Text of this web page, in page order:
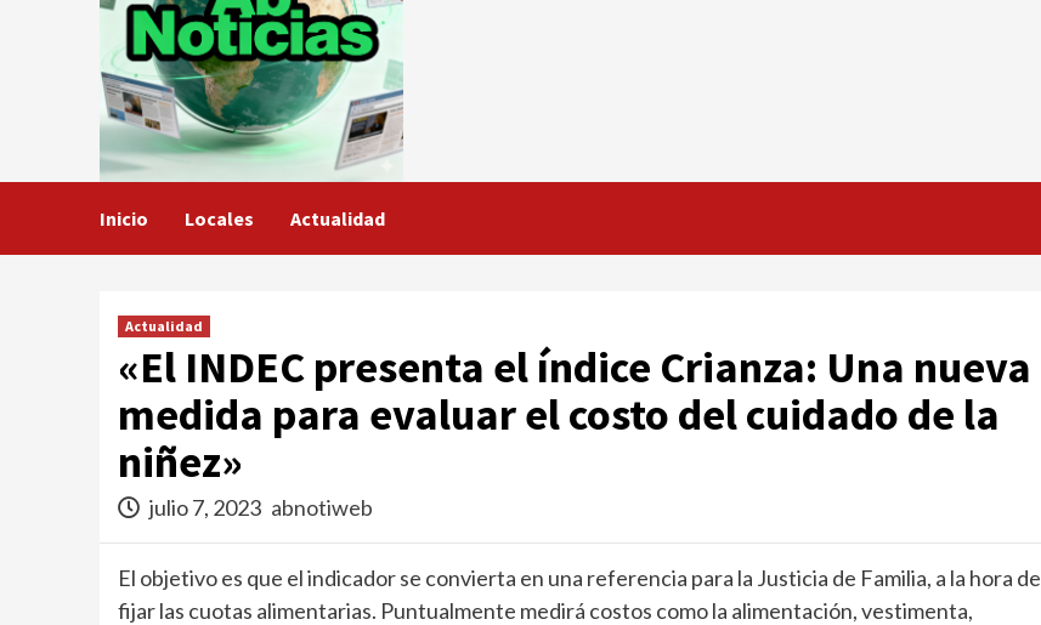
Inicio Locales Actualidad
Actualidad
«El INDEC presenta el índice Crianza: Una nueva
medida para evaluar el costo del cuidado de la
niñez»
julio 7, 2023 abnotiweb
El objetivo es que el indicador se convierta en una referencia para la Justicia de Familia, a la hora de
fijar las cuotas alimentarias. Puntualmente medirá costos como la alimentación, vestimenta,